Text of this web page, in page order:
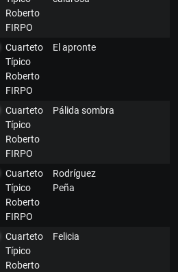
Roberto
FIRPO
Cuarteto
Típico
Roberto
FIRPO
El apronte
Cuarteto
Típico
Roberto
FIRPO
Pálida sombra
Cuarteto
Típico
Roberto
FIRPO
Rodríguez
Peña
Cuarteto
Típico
Roberto
Felicia